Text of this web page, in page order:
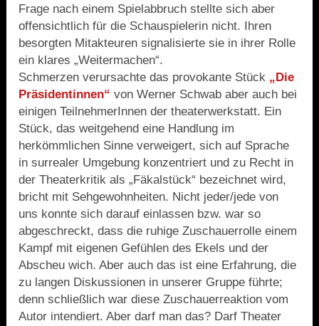
Frage nach einem Spielabbruch stellte sich aber
offensichtlich für die Schauspielerin nicht. Ihren
besorgten Mitakteuren signalisierte sie in ihrer Rolle
ein klares „Weitermachen“.
Schmerzen verursachte das provokante Stück „Die
Präsidentinnen“ von Werner Schwab aber auch bei
einigen TeilnehmerInnen der theaterwerkstatt. Ein
Stück, das weitgehend eine Handlung im
herkömmlichen Sinne verweigert, sich auf Sprache
in surrealer Umgebung konzentriert und zu Recht in
der Theaterkritik als „Fäkalstück“ bezeichnet wird,
bricht mit Sehgewohnheiten. Nicht jeder/jede von
uns konnte sich darauf einlassen bzw. war so
abgeschreckt, dass die ruhige Zuschauerrolle einem
Kampf mit eigenen Gefühlen des Ekels und der
Abscheu wich. Aber auch das ist eine Erfahrung, die
zu langen Diskussionen in unserer Gruppe führte;
denn schließlich war diese Zuschauerreaktion vom
Autor intendiert. Aber darf man das? Darf Theater